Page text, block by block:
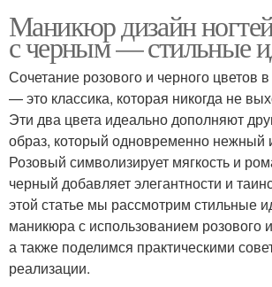
Маникюр дизайн
с черным — стильные
Сочетание розового и черного цветов
— это классика, которая никогда не
Эти два цвета идеально дополняют
образ, который одновременно нежный
Розовый символизирует мягкость и
черный добавляет элегантности и
этой статье мы рассмотрим стильные
маникюра с использованием розового
а также поделимся практическими
реализации.